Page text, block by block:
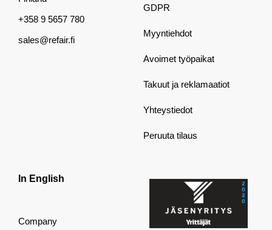
+358 9 5657 780
sales@refair.fi
GDPR
Myyntiehdot
Avoimet työpaikat
Takuut ja reklamaatiot
Yhteystiedot
Peruuta tilaus
In English
Company